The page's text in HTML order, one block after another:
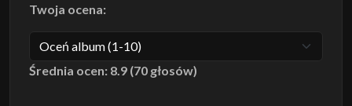
Twoja ocena:
Średnia ocen: 8.9 (70 głosów)